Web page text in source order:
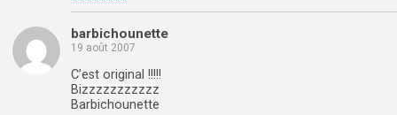
barbichounette
19 août 2007
C’est original !!!!!
Bizzzzzzzzzzz
Barbichounette